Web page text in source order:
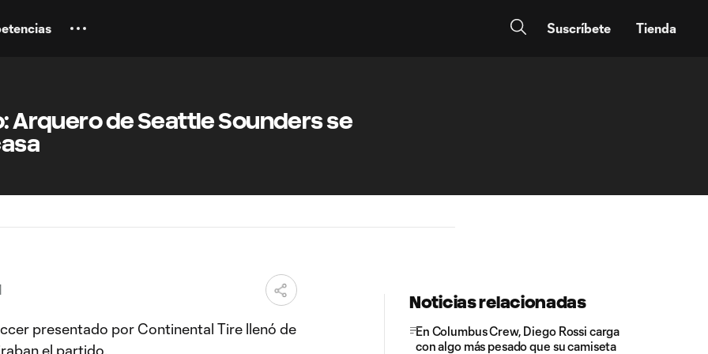
Suscríbete Tienda
Arquero de Seattle Sounders se
presentado por Continental Tire llenó de
el partido.
Noticias relacionadas
En Columbus Crew, Diego Rossi carga
con algo más pesado que su camiseta